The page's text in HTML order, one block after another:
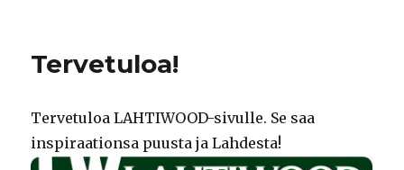
Tervetuloa!
Tervetuloa LAHTIWOOD-sivulle. Se saa
inspiraationsa puusta ja Lahdesta!